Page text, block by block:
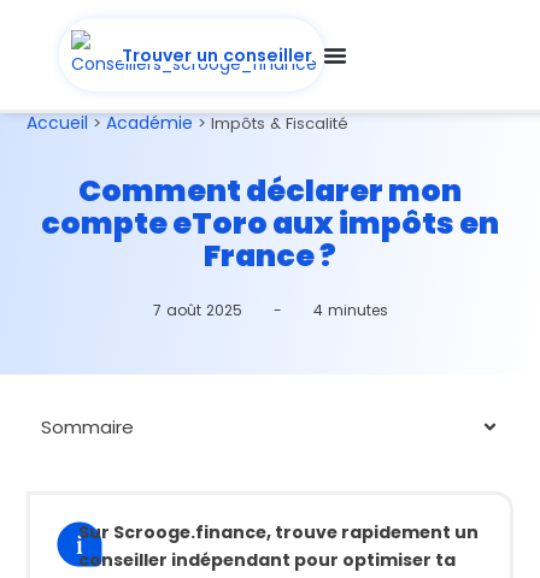
Trouver un conseiller
Accueil >Académie >Impôts & Fiscalité
Comment déclarer mon
compte eToro aux impôts en
France ?
7 août 2025 - 4 minutes
Sur Scrooge.finance, trouve rapidement un
conseiller indépendant pour optimiser ta
Sommaire